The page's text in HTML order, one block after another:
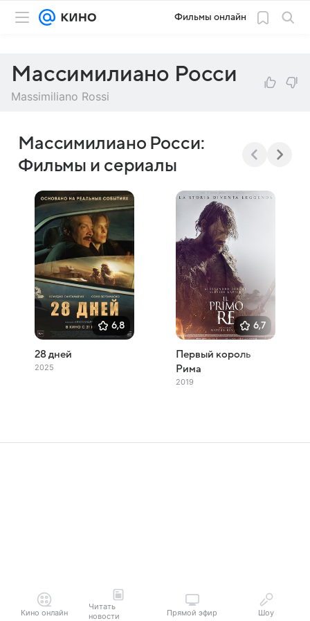
Фильмы онлайн
Массимилиано Росси
Massimiliano Rossi
Массимилиано Росси:
Фильмы и сериалы
6,8
28 дней
2025
6,7
Первый король
Рима
2019
Кино онлайн
Читать
новости
Прямой эфир Шоу